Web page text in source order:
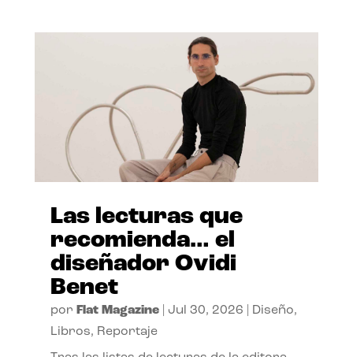
Las lecturas que
recomienda… el
diseñador Ovidi
Benet
por Flat Magazine| Jul 30, 2026 Diseño,
Libros, Reportaje